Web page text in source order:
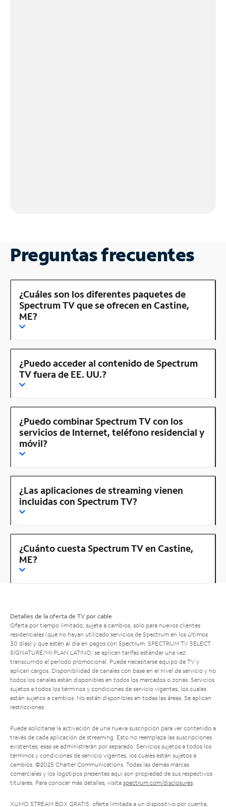
Preguntas frecuentes
¿Cuáles son los diferentes paquetes de
Spectrum TV que se ofrecen en Castine,
ME?
¿Puedo acceder al contenido de Spectrum
TV fuera de EE. UU.?
¿Puedo combinar Spectrum TV con los
servicios de Internet, teléfono residencial y
móvil?
¿Las aplicaciones de streaming vienen
incluidas con Spectrum TV?
¿Cuánto cuesta Spectrum TV en Castine,
ME?
Detalles de la oferta de TV por cable
Oferta por tiempo limitado; sujeta a cambios; solo para nuevos clientes
residenciales (que no hayan utilizado servicios de Spectrum en los últimos
30 días) y que estén al día en pagos con Spectrum. SPECTRUM TV SELECT
SIGNATURE/MI PLAN LATINO: se aplican tarifas estándar una vez
transcurrido el período promocional. Puede necesitarse equipo de TV y
aplican cargos. Disponibilidad de canales con base en el nivel de servicio y no
todos los canales están disponibles en todos los mercados o zonas. Servicios
sujetos a todos los términos y condiciones de servicio vigentes, los cuales
están sujetos a cambios. No están disponibles en todas las áreas. Se aplican
restricciones.
Puede solicitarse la activación de una nueva suscripción para ver contenido a
través de cada aplicación de streaming. Esto no reemplaza las suscripciones
existentes; esas se administrarán por separado. Servicios sujetos a todos los
términos y condiciones de servicio vigentes, los cuales están sujetos a
cambios. ©2025 Charter Communications. Todas las demás marcas
comerciales y los logotipos presentes aquí son propiedad de sus respectivos
titulares. Para conocer más detalles, visita spectrum.com/disclosures.
XUMO STREAM BOX GRATIS: oferta limitada a un dispositivo por cuenta;